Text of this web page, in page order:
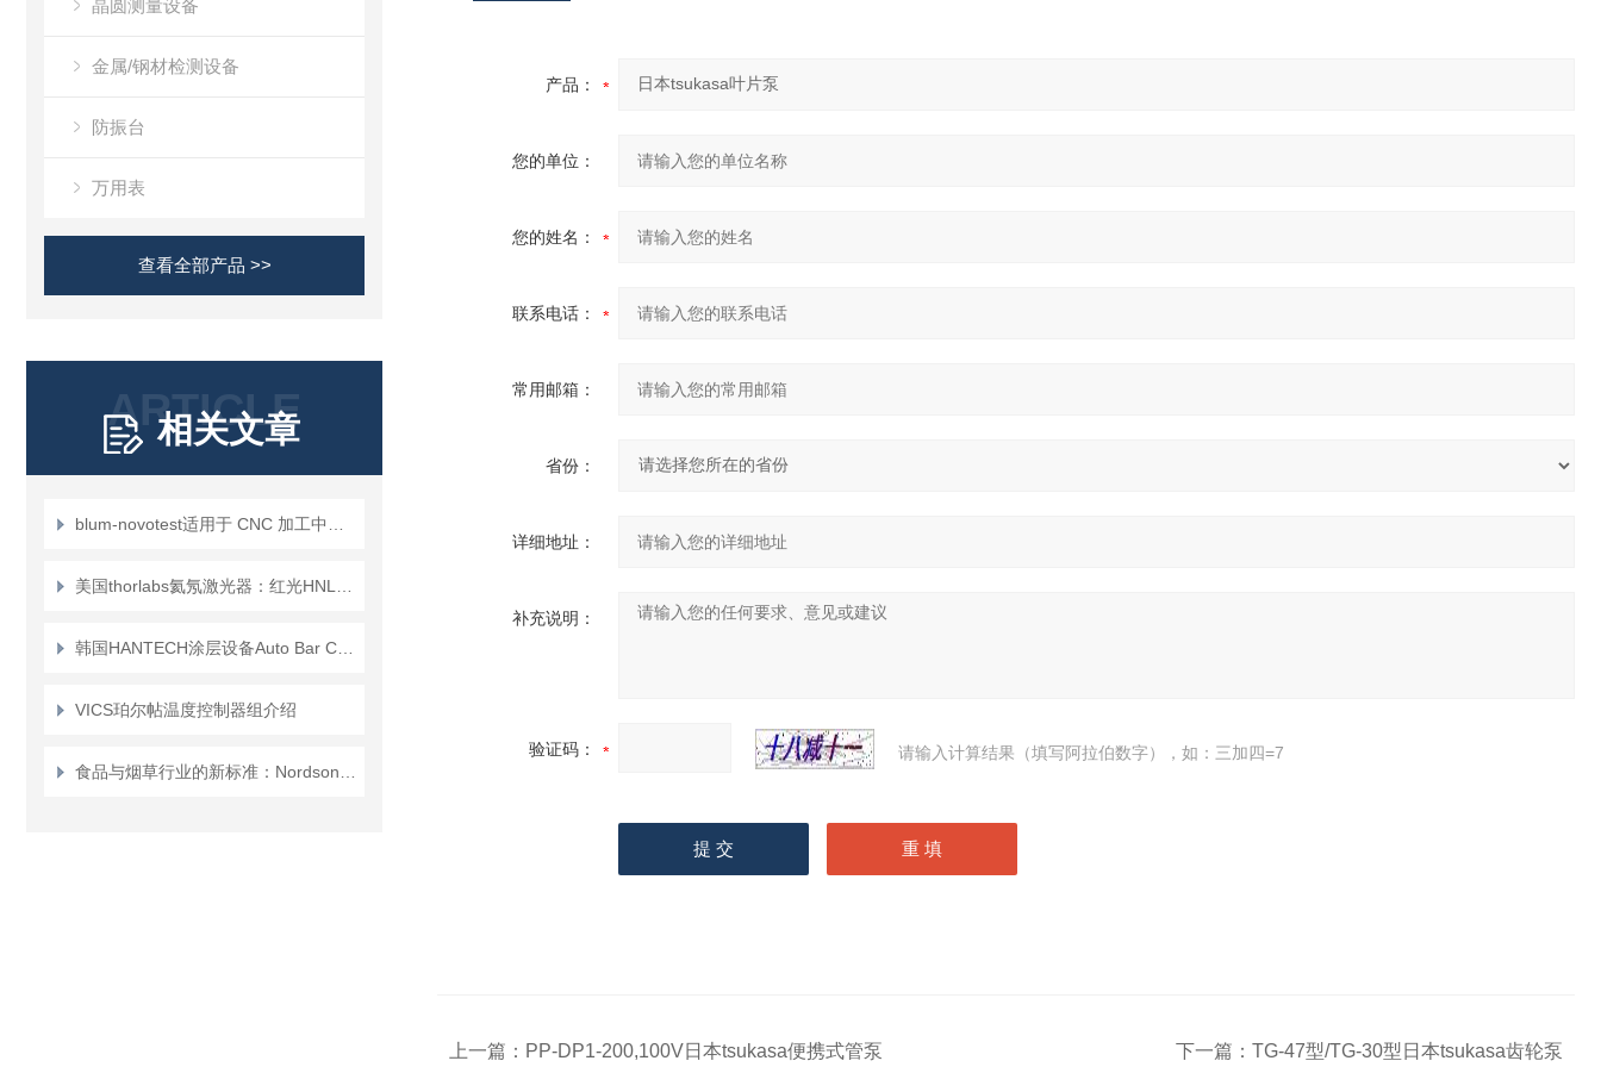
晶圆测量设备
金属/钢材检测设备
防振台
万用表
查看全部产品 >>
ARTICLE
相关文章
VICS珀尔帖温度控制器组介绍
产品：
您的单位：
您的姓名：
联系电话：
常用邮箱：
省份：
详细地址：
补充说明：
验证码： 请输入计算结果（填写阿拉伯数字），如：三加四=7
上一篇： PP-DP1-200,100V日本tsukasa便携式管泵 下一篇： TG-47型/TG-30型日本tsukasa齿轮泵